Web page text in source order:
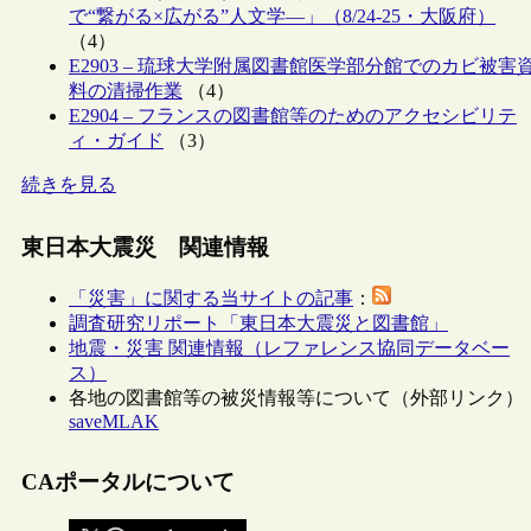
で“繋がる×広がる”人文学―」（8/24-25・大阪府）
（4）
E2903 – 琉球大学附属図書館医学部分館でのカビ被害
料の清掃作業 （4）
E2904 – フランスの図書館等のためのアクセシビリテ
ィ・ガイド
（3）
続きを見る
東日本大震災 関連情報
「災害」に関する当サイトの記事 ：
調査研究リポート「東日本大震災と図書館」
地震・災害 関連情報（レファレンス協同データベー
ス）
各地の図書館等の被災情報等について（外部リンク）
saveMLAK
CAポータルについて